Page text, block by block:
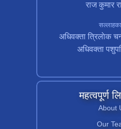
राज कुमार
अधिवक्ता त्रिलाेक
अधिवक्ता
महत्वपूर्ण
About
Our